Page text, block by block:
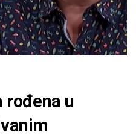
rođena u